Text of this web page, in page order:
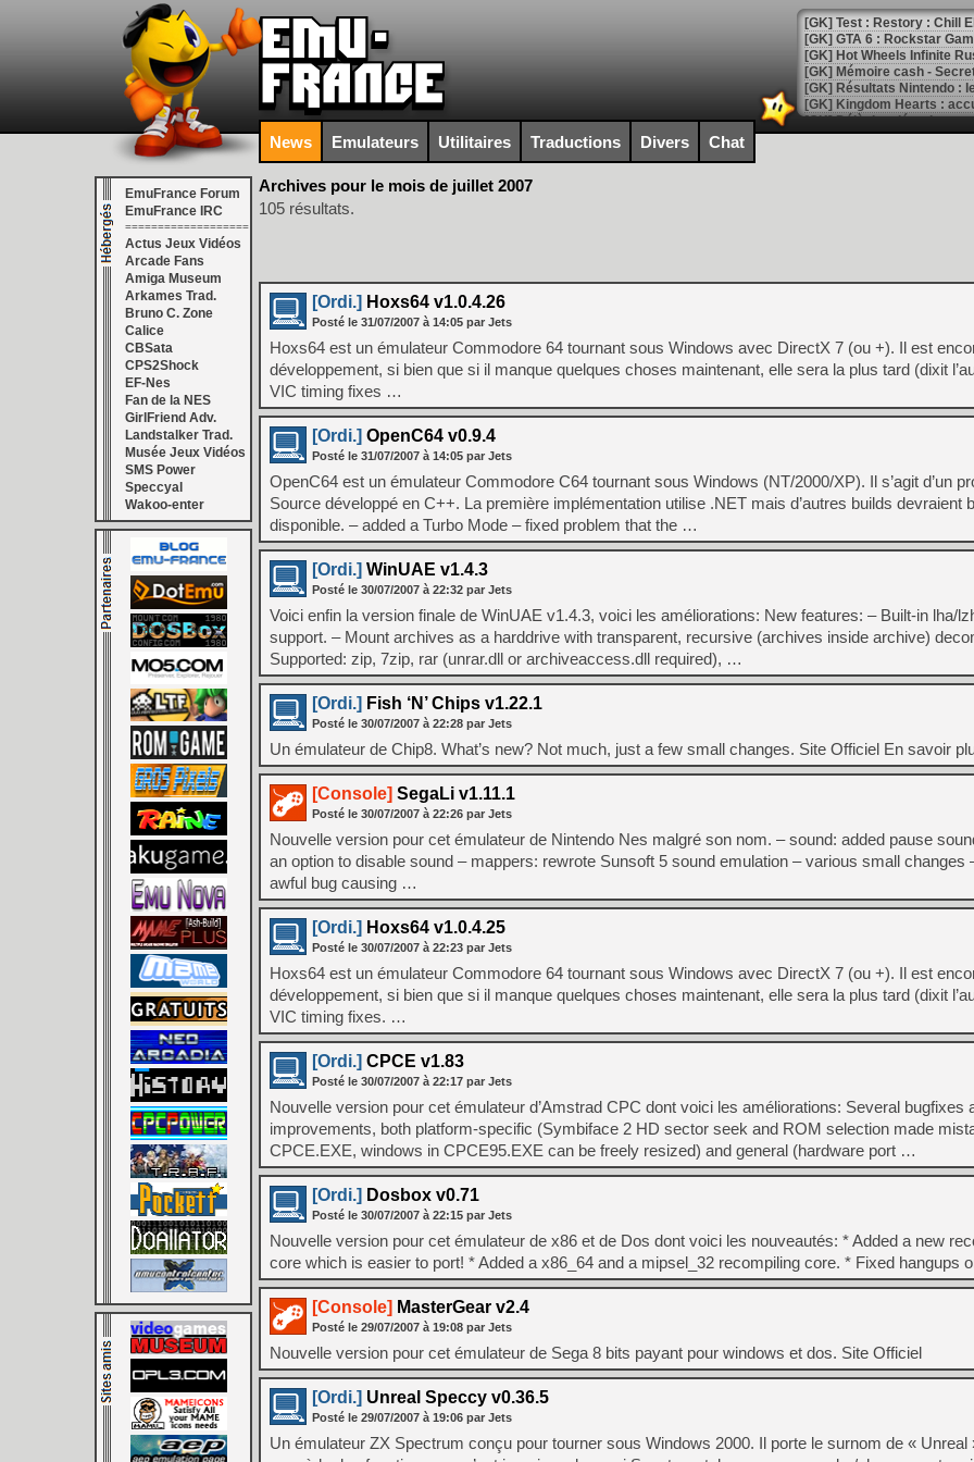
[GK] Test : Restory : Chill
[GK] GTA 6 : Rockstar
[GK] Hot Wheels Infinite
[GK] Mémoire cash -
[GK] Résultats Nintendo :
[GK] Déjà des
[Mo5] Brickboy cherche à
[GK] Minecraft et ses «
[GK] Beast of
[GK] Ubisoft : fin de partie
[GK] Mémoire cash -
[GK] Dan Houser (GTA)
[GK] Comment EA Sports
[GK] Crimson Moon : un
[GK] Isle of Reveries : le
[GK] Moonlighter 2 : The
[GK] Capcom relance
[Mo5] Deux inédits du
[GK] Le beat'em up The
[GK] Endless Legend 2 :
[LS] [PS5] Le WebKit
[GK] Oubliez Crazy Taxi,
[LS] [Switch] NSZ 5.0.0
[GK] No More Room in
[GK] Un chatbot Atelier
[GK] Mémoire cash -
[GK] Nvidia : le prix des
[GK] Suikoden Star Leap :
[Mo5] La mini borne
[GK] Atari renoue avec
[GK] Pourquoi Marvel
News Emulateurs Utilitaires Traductions Divers Chat
EmuFrance Forum
EmuFrance IRC
===================
Actus Jeux Vidéos
Arcade Fans
Amiga Museum
Arkames Trad.
Bruno C. Zone
Calice
CBSata
CPS2Shock
EF-Nes
Fan de la NES
GirlFriend Adv.
Landstalker Trad.
Musée Jeux Vidéos
SMS Power
Speccyal
Wakoo-enter
Archives pour le mois de juillet 2007
105 résultats.
[Ordi.] Hoxs64 v1.0.4.26
Posté le 31/07/2007 à 14:05 par Jets
Hoxs64 est un émulateur Commodore 64 tournant sous Windows avec DirectX 7 (ou +). Il est
développement, si bien que si il manque quelques choses maintenant, elle sera la plus tard (dixit
VIC timing fixes …
[Ordi.] OpenC64 v0.9.4
Posté le 31/07/2007 à 14:05 par Jets
OpenC64 est un émulateur Commodore C64 tournant sous Windows (NT/2000/XP). Il s’agit d’un
Source développé en C++. La première implémentation utilise .NET mais d’autres builds devraient
disponible. – added a Turbo Mode – fixed problem that the …
[Ordi.] WinUAE v1.4.3
Posté le 30/07/2007 à 22:32 par Jets
Voici enfin la version finale de WinUAE v1.4.3, voici les améliorations: New features: – Built-in lha/
support. – Mount archives as a harddrive with transparent, recursive (archives inside archive)
Supported: zip, 7zip, rar (unrar.dll or archiveaccess.dll required), …
[Ordi.] Fish ‘N’ Chips v1.22.1
Posté le 30/07/2007 à 22:28 par Jets
Un émulateur de Chip8. What’s new? Not much, just a few small changes. Site Officiel En savoir
[Console] SegaLi v1.11.1
Posté le 30/07/2007 à 22:26 par Jets
Nouvelle version pour cet émulateur de Nintendo Nes malgré son nom. – sound: added pause
an option to disable sound – mappers: rewrote Sunsoft 5 sound emulation – various small changes
awful bug causing …
[Ordi.] Hoxs64 v1.0.4.25
Posté le 30/07/2007 à 22:23 par Jets
Hoxs64 est un émulateur Commodore 64 tournant sous Windows avec DirectX 7 (ou +). Il est
développement, si bien que si il manque quelques choses maintenant, elle sera la plus tard (dixit
VIC timing fixes. …
[Ordi.] CPCE v1.83
Posté le 30/07/2007 à 22:17 par Jets
Nouvelle version pour cet émulateur d’Amstrad CPC dont voici les améliorations: Several bugfixes
improvements, both platform-specific (Symbiface 2 HD sector seek and ROM selection made
CPCE.EXE, windows in CPCE95.EXE can be freely resized) and general (hardware port …
[Ordi.] Dosbox v0.71
Posté le 30/07/2007 à 22:15 par Jets
Nouvelle version pour cet émulateur de x86 et de Dos dont voici les nouveautés: * Added a new
core which is easier to port! * Added a x86_64 and a mipsel_32 recompiling core. * Fixed hangups
[Console] MasterGear v2.4
Posté le 29/07/2007 à 19:08 par Jets
Nouvelle version pour cet émulateur de Sega 8 bits payant pour windows et dos. Site Officiel
[Ordi.] Unreal Speccy v0.36.5
Posté le 29/07/2007 à 19:06 par Jets
Un émulateur ZX Spectrum conçu pour tourner sous Windows 2000. Il porte le surnom de « Unreal